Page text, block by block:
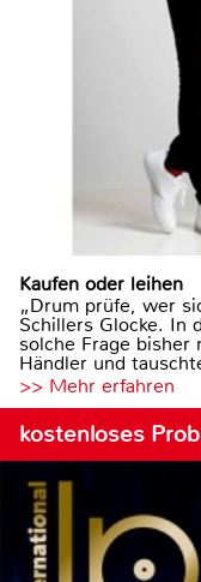
Kaufen oder leihen
„Drum prüfe, wer
Schillers Glocke. In
solche Frage
Händler und
>> Mehr erfahren
kostenloses